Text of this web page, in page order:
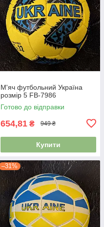
М'яч футбольний Україна
розмір 5 FB-7986
Готово до відправки
654,81 ₴ 949 ₴
Купити
–31%